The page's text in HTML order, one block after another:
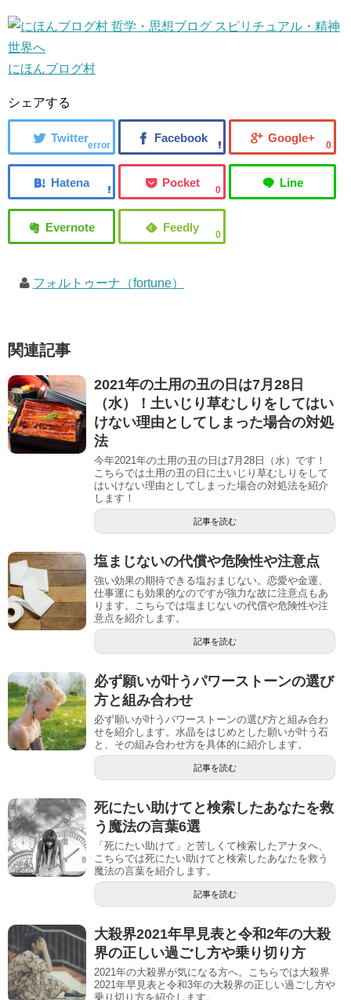
にほんブログ村
シェアする
error 0
0
0
フォルトゥーナ（fortune）
関連記事
2021年の土用の丑の日は7月28日
（水）！土いじり草むしりをしてはい
けない理由としてしまった場合の対処
法
今年2021年の土用の丑の日は7月28日（水）です！
こちらでは土用の丑の日に土いじり草むしりをして
はいけない理由としてしまった場合の対処法を紹介
します！
記事を読む
塩まじないの代償や危険性や注意点
強い効果の期待できる塩おまじない。恋愛や金運、
仕事運にも効果的なのですが強力な故に注意点もあ
ります。こちらでは塩まじないの代償や危険性や注
意点を紹介します。
記事を読む
必ず願いが叶うパワーストーンの選び
方と組み合わせ
必ず願いが叶うパワーストーンの選び方と組み合わ
せを紹介します。水晶をはじめとした願いが叶う石
と、その組み合わせ方を具体的に紹介します。
記事を読む
死にたい助けてと検索したあなたを救
う魔法の言葉6選
「死にたい助けて」と苦しくて検索したアナタへ、
こちらでは死にたい助けてと検索したあなたを救う
魔法の言葉を紹介します。
記事を読む
大殺界2021年早見表と令和2年の大殺
界の正しい過ごし方や乗り切り方
2021年の大殺界が気になる方へ。こちらでは大殺界
2021年早見表と令和3年の大殺界の正しい過ごし方や
乗り切り方を紹介します。